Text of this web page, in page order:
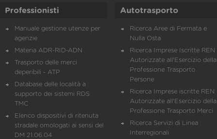
Professionisti
Manuale gestione utenze per
agenzie
Materia ADR-RID-ADN
Trasporto delle merci
deperibili - ATP
Database delle località a
supporto dei sistemi RDS
TMC
Elenco dispositivi di ritenuta
stradale omologati ai sensi del
DM 21.06.04
Autotrasporto
Ricerca Aree di Fermata e
Nulla Osta
Ricerca Imprese Iscritte REN
Autorizzate all'Esercizio della
Professione Trasporto
Persone
Ricerca Imprese iscritte REN
Autorizzate all'Esercizio della
Professione Trasporto Merci
Ricerca Servizi di Linea
Interregionali